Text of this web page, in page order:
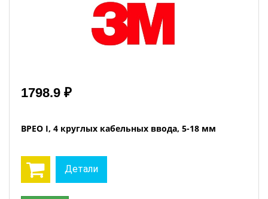
1798.9 ₽
BPEO I, 4 круглых кабельных ввода, 5-18 мм
Детали